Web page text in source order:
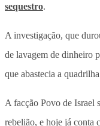
sequestro.
A investigação, que
de lavagem de dinheiro
que abastecia a
A facção Povo de Israel
rebelião, e hoje já conta